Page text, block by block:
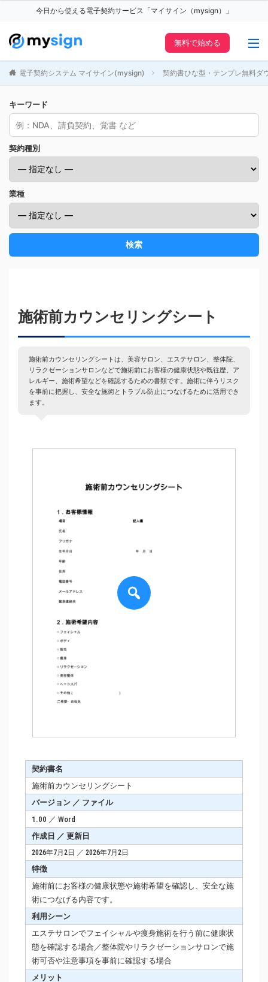
今日から使える電子契約サービス「マイサイン（mysign）」
無料で始める
電子契約システム マイサイン(mysign) 契約書ひな型・テンプレ無料ダ
キーワード
契約種別
業種
検索
施術前カウンセリングシート
施術前カウンセリングシートは、美容サロン、エステサロン、整体院、
リラクゼーションサロンなどで施術前にお客様の健康状態や既往歴、ア
レルギー、施術希望などを確認するための書類です。施術に伴うリスク
を事前に把握し、安全な施術とトラブル防止につなげるために活用でき
ます。
契約書名
施術前カウンセリングシート
バージョン ／ ファイル
1.00 ／ Word
作成日 ／ 更新日
2026年7月2日 ／ 2026年7月2日
特徴
施術前にお客様の健康状態や施術希望を確認し、安全な施
術につなげる内容です。
利用シーン
エステサロンでフェイシャルや痩身施術を行う前に健康状
態を確認する場合／整体院やリラクゼーションサロンで施
術可否や注意事項を事前に確認する場合
メリット